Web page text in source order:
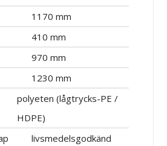
1170 mm
410 mm
970 mm
1230 mm
polyeten (lågtrycks-PE /
HDPE)
livsmedelsgodkänd